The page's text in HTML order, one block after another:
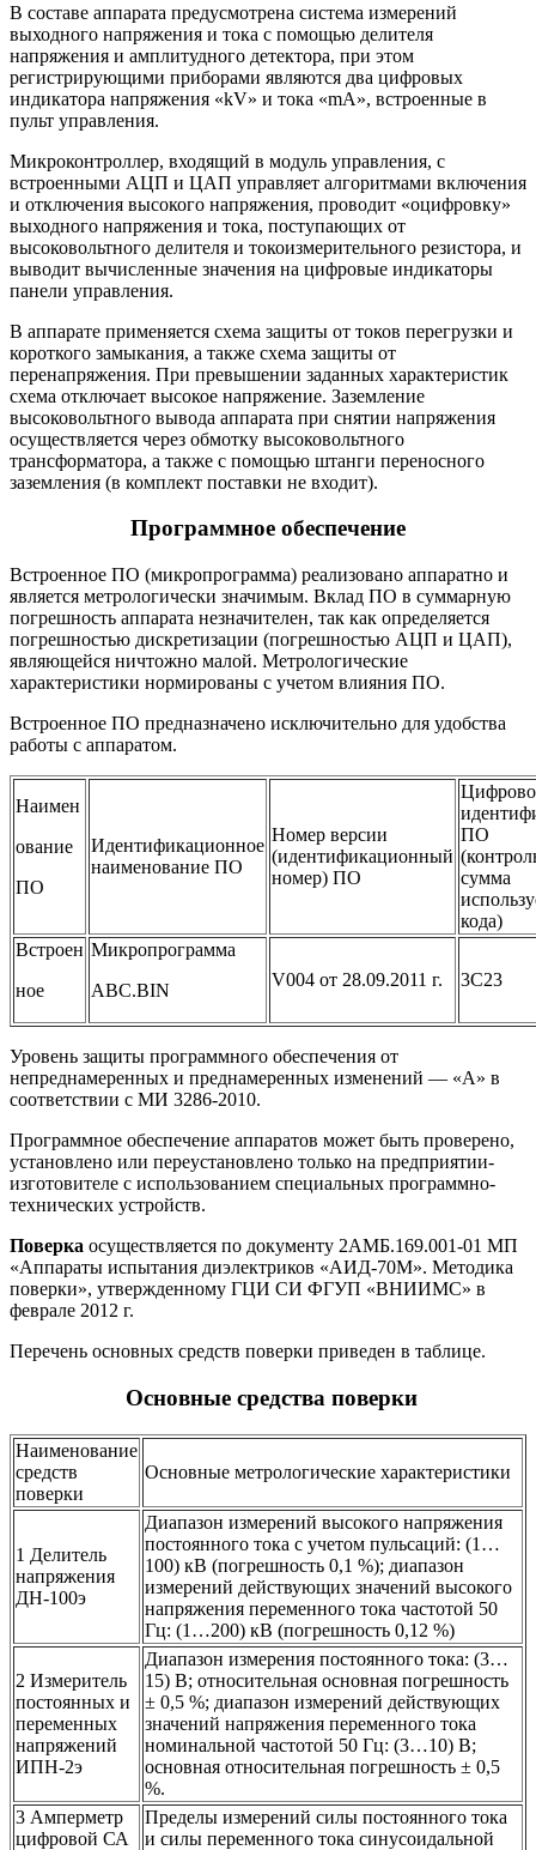
В составе аппарата предусмотрена система измерений
выходного напряжения и тока с помощью делителя
напряжения и амплитудного детектора, при этом
регистрирующими приборами являются два цифровых
индикатора напряжения «kV» и тока «mA», встроенные в
пульт управления.
Микроконтроллер, входящий в модуль управления, с
встроенными АЦП и ЦАП управляет алгоритмами включения
и отключения высокого напряжения, проводит «оцифровку»
выходного напряжения и тока, поступающих от
высоковольтного делителя и токоизмерительного резистора, и
выводит вычисленные значения на цифровые индикаторы
панели управления.
В аппарате применяется схема защиты от токов перегрузки и
короткого замыкания, а также схема защиты от
перенапряжения. При превышении заданных характеристик
схема отключает высокое напряжение. Заземление
высоковольтного вывода аппарата при снятии напряжения
осуществляется через обмотку высоковольтного
трансформатора, а также с помощью штанги переносного
заземления (в комплект поставки не входит).
Программное обеспечение
Встроенное ПО (микропрограмма) реализовано аппаратно и
является метрологически значимым. Вклад ПО в суммарную
погрешность аппарата незначителен, так как определяется
погрешностью дискретизации (погрешностью АЦП и ЦАП),
являющейся ничтожно малой. Метрологические
характеристики нормированы с учетом влияния ПО.
Встроенное ПО предназначено исключительно для удобства
работы с аппаратом.
Наимен
ование
ПО
Идентификационное
наименование ПО
Номер версии
(идентификационный
номер) ПО
ПО
сумма
кода)
Встроен
ное
Микропрограмма
ABC.BIN
V004 от 28.09.2011 г. 3C23
Уровень защиты программного обеспечения от
непреднамеренных и преднамеренных изменений — «А» в
соответствии с МИ 3286-2010.
Программное обеспечение аппаратов может быть проверено,
установлено или переустановлено только на предприятии-
изготовителе с использованием специальных программно-
технических устройств.
Поверка осуществляется по документу 2АМБ.169.001-01 МП
«Аппараты испытания диэлектриков «АИД-70М». Методика
поверки», утвержденному ГЦИ СИ ФГУП «ВНИИМС» в
феврале 2012 г.
Перечень основных средств поверки приведен в таблице.
Основные средства поверки
Наименование
средств
поверки
Основные метрологические характеристики
1 Делитель
напряжения
ДН-100э
Диапазон измерений высокого напряжения
постоянного тока с учетом пульсаций: (1…
100) кВ (погрешность 0,1 %); диапазон
измерений действующих значений высокого
напряжения переменного тока частотой 50
Гц: (1…200) кВ (погрешность 0,12 %)
2 Измеритель
постоянных и
переменных
напряжений
ИПН-2э
Диапазон измерения постоянного тока: (3…
15) В; относительная основная погрешность
± 0,5 %; диапазон измерений действующих
значений напряжения переменного тока
номинальной частотой 50 Гц: (3…10) В;
основная относительная погрешность ± 0,5
%.
3 Амперметр
цифровой СА
Пределы измерений силы постоянного тока
и силы переменного тока синусоидальной